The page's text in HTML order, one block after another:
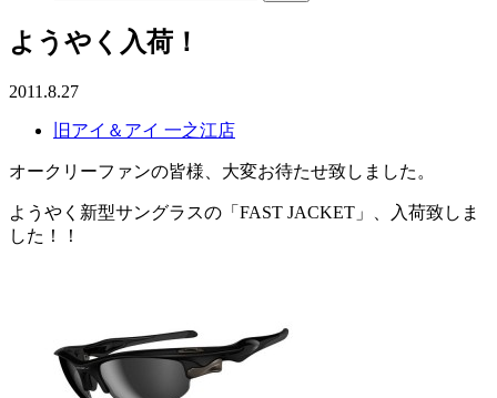
ようやく入荷！
2011.8.27
旧アイ＆アイ 一之江店
オークリーファンの皆様、大変お待たせ致しました。
ようやく新型サングラスの「FAST JACKET」、入荷致しま
した！！